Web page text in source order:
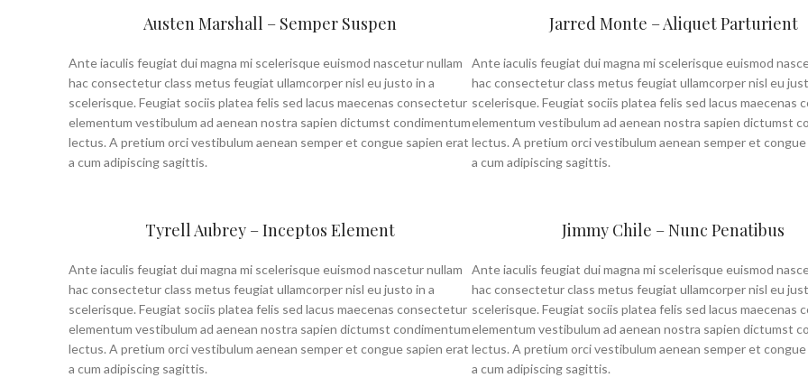
Austen Marshall – Semper Suspen
Ante iaculis feugiat dui magna mi scelerisque euismod nascetur nullam
hac consectetur class metus feugiat ullamcorper nisl eu justo in a
scelerisque. Feugiat sociis platea felis sed lacus maecenas consectetur
elementum vestibulum ad aenean nostra sapien dictumst condimentum
lectus. A pretium orci vestibulum aenean semper et congue sapien erat
a cum adipiscing sagittis.
Jarred Monte – Aliquet Parturient
Ante iaculis feugiat dui magna mi scelerisque euismod
hac consectetur class metus feugiat ullamcorper nisl eu
scelerisque. Feugiat sociis platea felis sed lacus maecenas
elementum vestibulum ad aenean nostra sapien dictumst
lectus. A pretium orci vestibulum aenean semper et
a cum adipiscing sagittis.
Tyrell Aubrey – Inceptos Element
Ante iaculis feugiat dui magna mi scelerisque euismod nascetur nullam
hac consectetur class metus feugiat ullamcorper nisl eu justo in a
scelerisque. Feugiat sociis platea felis sed lacus maecenas consectetur
elementum vestibulum ad aenean nostra sapien dictumst condimentum
lectus. A pretium orci vestibulum aenean semper et congue sapien erat
a cum adipiscing sagittis.
Jimmy Chile – Nunc Penatibus
Ante iaculis feugiat dui magna mi scelerisque euismod
hac consectetur class metus feugiat ullamcorper nisl eu
scelerisque. Feugiat sociis platea felis sed lacus maecenas
elementum vestibulum ad aenean nostra sapien dictumst
lectus. A pretium orci vestibulum aenean semper et
a cum adipiscing sagittis.